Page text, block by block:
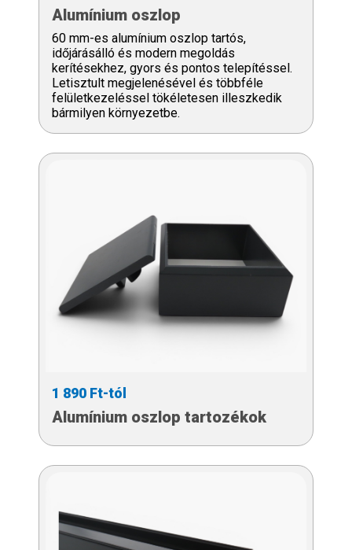
Alumínium oszlop
60 mm-es alumínium oszlop tartós,
időjárásálló és modern megoldás
kerítésekhez, gyors és pontos telepítéssel.
Letisztult megjelenésével és többféle
felületkezeléssel tökéletesen illeszkedik
bármilyen környezetbe.
1 890 Ft-tól
Alumínium oszlop tartozékok